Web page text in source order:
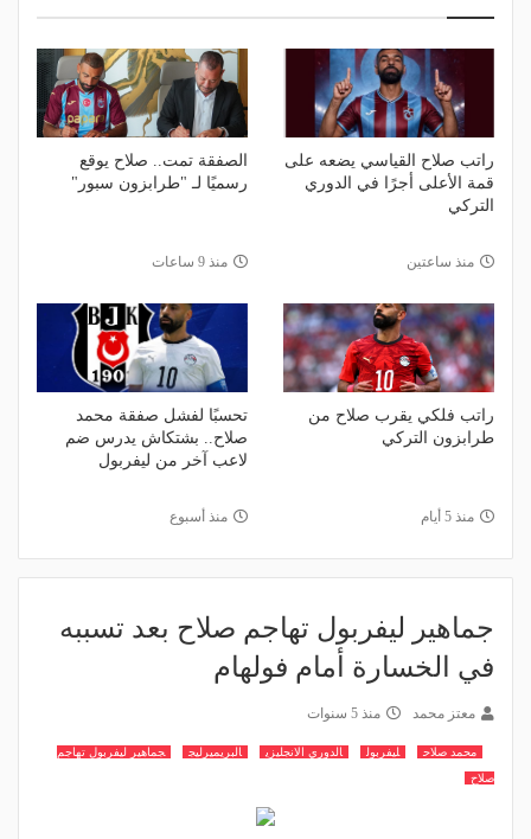
راتب صلاح القياسي يضعه على
قمة الأعلى أجرًا في الدوري
التركي
منذ ساعتين
الصفقة تمت.. صلاح يوقع
رسميًا لـ "طرابزون سبور"
منذ 9 ساعات
راتب فلكي يقرب صلاح من
طرابزون التركي
منذ 5 أيام
تحسبًا لفشل صفقة محمد
صلاح.. بشتكاش يدرس ضم
لاعب آخر من ليفربول
منذ أسبوع
جماهير ليفربول تهاجم صلاح بعد تسببه
في الخسارة أمام فولهام
معتز محمد منذ 5 سنوات
محمد صلاح ليفربول الدوري الانجليزي البريميرليج
جماهير ليفربول تهاجم
صلاح